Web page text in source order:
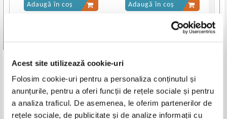
Acest site utilizează cookie-uri
Folosim cookie-uri pentru a personaliza conținutul și
anunțurile, pentru a oferi funcții de rețele sociale și pentru
a analiza traficul. De asemenea, le oferim partenerilor de
rețele sociale, de publicitate și de analize informații cu
Adaugă în coș Adaugă în coș
Produse din aceeasi categorie
-60%